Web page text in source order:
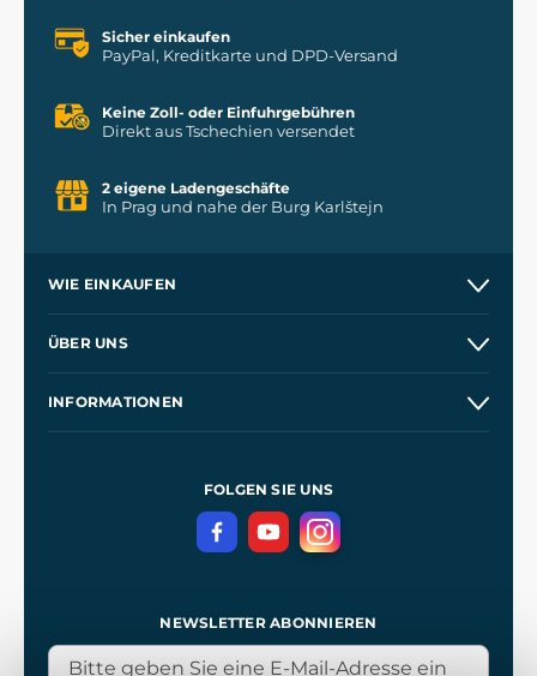
Sicher einkaufen
PayPal, Kreditkarte und DPD-Versand
Keine Zoll- oder Einfuhrgebühren
Direkt aus Tschechien versendet
2 eigene Ladengeschäfte
In Prag und nahe der Burg Karlštejn
WIE EINKAUFEN
Kontakt
ÜBER UNS
INFORMATIONEN
DatenschutzerklärungFOLGEN SIE UNS
NEWSLETTER ABONNIEREN